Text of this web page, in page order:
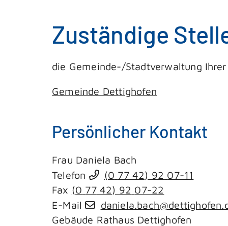
Zuständige
die Gemeinde-/Stadtverwaltung
Gemeinde Dettighofen
Persönlicher Kontakt
Frau Daniela Bach
Telefon
(0 77 42) 92 07-11
Fax (0 77 42) 92 07-22
E-Mail
Gebäude Rathaus Dettighofen